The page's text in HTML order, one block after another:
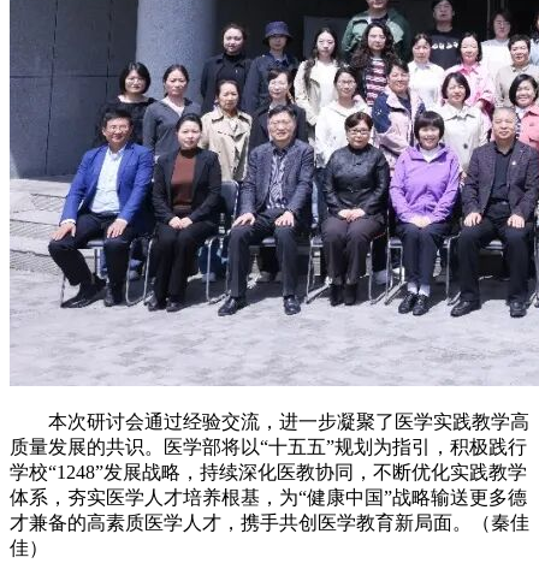
本次研讨会通过经验交流，进一步凝聚了医学实践教学高
质量发展的共识。医学部将以“十五五”规划为指引，积极践行
学校“1248”发展战略，持续深化医教协同，不断优化实践教学
体系，夯实医学人才培养根基，为“健康中国”战略输送更多德
才兼备的高素质医学人才，携手共创医学教育新局面。（秦佳
佳）